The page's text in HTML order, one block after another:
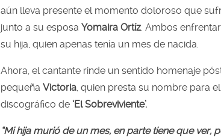
aún lleva presente el momento doloroso que
junto a su esposa Yomaira Ortíz . Ambos
su hija, quien apenas tenía un mes de nacida.
Ahora, el cantante rinde un sentido homenaje
pequeña Victoria , quien presta su nombre para
discográfico de ‘El Sobreviviente’.
“Mi hija murió de un mes, en parte tiene que ver,